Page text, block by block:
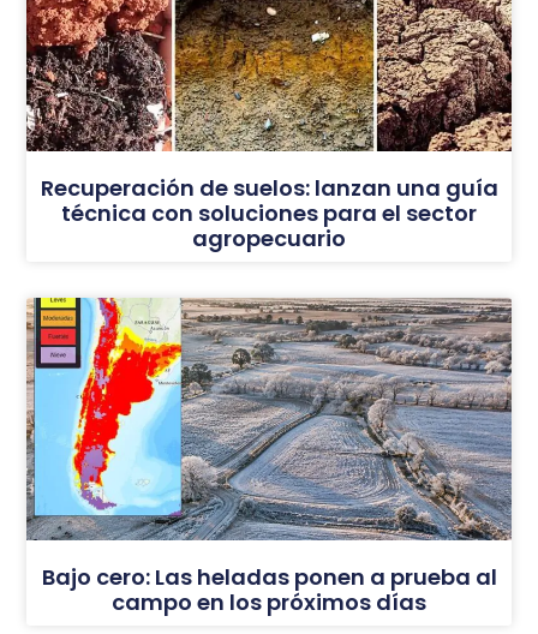
Recuperación de suelos: lanzan una guía
técnica con soluciones para el sector
agropecuario
Bajo cero: Las heladas ponen a prueba al
campo en los próximos días